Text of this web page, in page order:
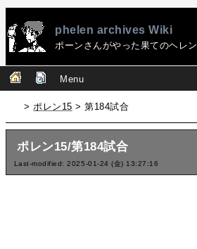
phelen archives Wiki
ポーンさんがやった果てのヘレン
Menu
>ポレン15 > 第184試合
ポレン15/第184試合
Last-modified: 2025-01-24 (金) 13:27:16